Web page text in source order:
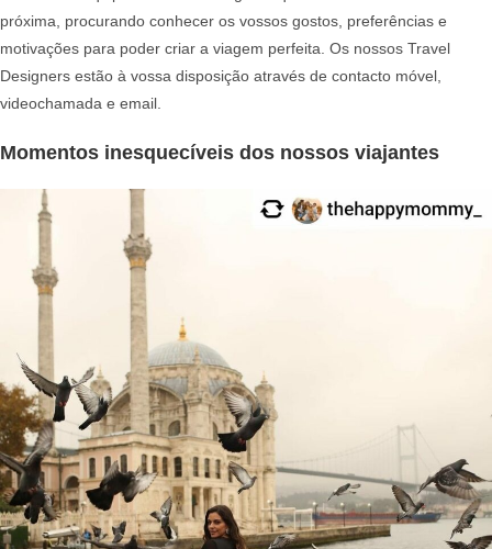
próxima, procurando conhecer os vossos gostos, preferências e
motivações para poder criar a viagem perfeita. Os nossos Travel
Designers estão à vossa disposição através de contacto móvel,
videochamada e email.
Momentos inesquecíveis dos nossos viajantes